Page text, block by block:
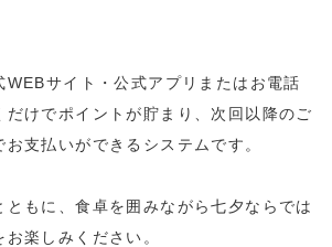
サイト・公式アプリまたはお電話
だけでポイントが貯まり、次回以降のご
支払いができるシステムです。
ともに、食卓を囲みながら七夕ならでは
楽しみください。